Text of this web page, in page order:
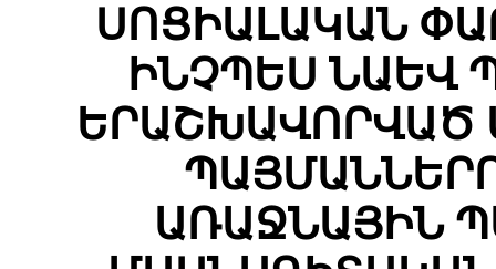
ՍՈՑԻԱԼԱԿԱՆ
ԻՆՉՊԵՍ ՆԱԵՎ
ԵՐԱՇԽԱՎՈՐՎԱԾ
ԱՌԱՋՆԱՅԻՆ